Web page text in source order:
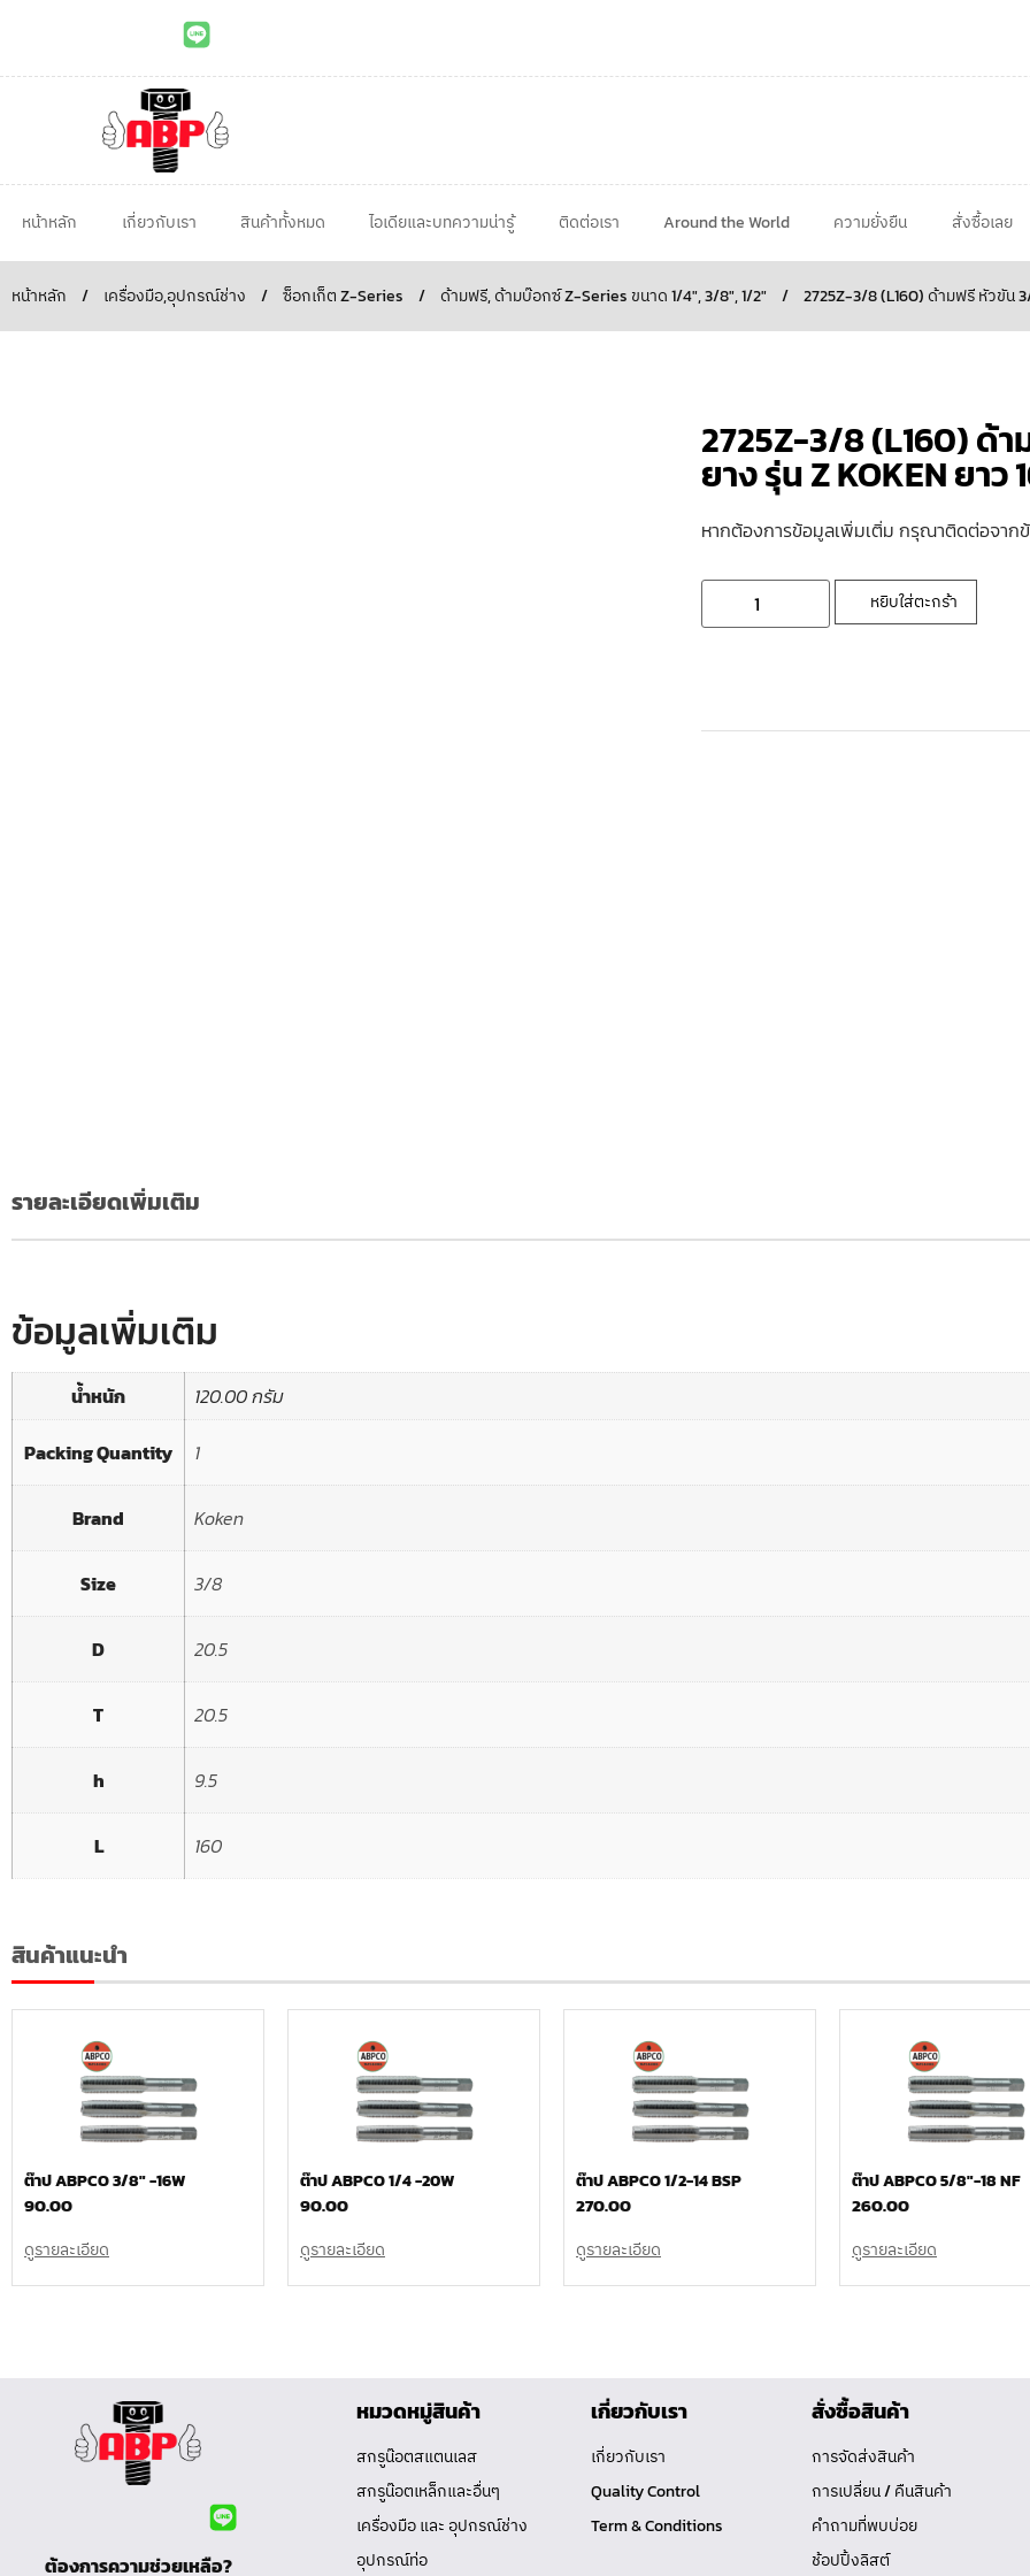
หน้าหลัก เกี่ยวกับเรา สินค้าทั้งหมด ไอเดียและบทความน่ารู้ ติดต่อเรา Around the World ความยั่งยืน สั่งซื้อเลย
หน้าหลัก / เครื่องมือ,อุปกรณ์ช่าง / ซ็อกเก็ต Z-Series / ด้ามฟรี, ด้ามบ๊อกซ์ Z-Series ขนาด 1/4", 3/8", 1/2" / 2725Z-3/8 (L160) ด้ามฟรี หัวขัน
2725Z-3/8 (L160) ด้
ยาง รุ่น Z KOKEN ยาว
หากต้องการข้อมูลเพิ่มเติ่ม กรุณาติดต่อจาก
หยิบใส่ตะกร้า
รายละเอียดเพิ่มเติม
ข้อมูลเพิ่มเติม
น้ำหนัก 120.00 กรัม
Packing Quantity 1
Brand Koken
Size 3/8
D 20.5
T 20.5
h 9.5
L 160
สินค้าแนะนำ
ต๊าป ABPCO 3/8″ -16W
90.00
ดูรายละเอียด
ต๊าป ABPCO 1/4 -20W
90.00
ดูรายละเอียด
ต๊าป ABPCO 1/2-14 BSP
270.00
ดูรายละเอียด
ต๊าป ABPCO 5/8″-18 NF
260.00
ดูรายละเอียด
ต้องการความช่วยเหลือ?
หมวดหมู่สินค้า
สกรูน๊อตสแตนเลส
สกรูน๊อตเหล็กและอื่นๆ
เครื่องมือ และ อุปกรณ์ช่าง
อุปกรณ์ท่อ
เกี่ยวกับเรา
เกี่ยวกับเรา
Quality Control
Term & Conditions
สั่งซื้อสินค้า
การจัดส่งสินค้า
การเปลี่ยน / คืนสินค้า
คำถามที่พบบ่อย
ช้อปปิ้งลิสต์